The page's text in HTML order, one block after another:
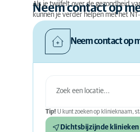
Neem contact op
Als je twijfelt over de gezondheid
kunnen je verder helpen met het
Neem contact op
Tip! U kunt zoeken op klinieknaam,
Dichtsbijzijnde klinieken